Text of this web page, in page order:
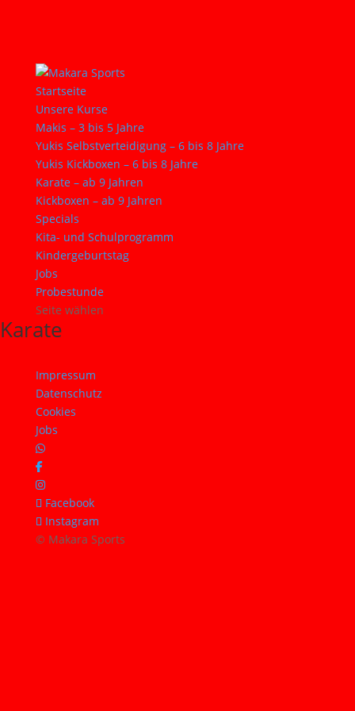
Startseite
Unsere Kurse
Makis – 3 bis 5 Jahre
Yukis Selbstverteidigung – 6 bis 8 Jahre
Yukis Kickboxen – 6 bis 8 Jahre
Karate – ab 9 Jahren
Kickboxen – ab 9 Jahren
Specials
Kita- und Schulprogramm
Kindergeburtstag
Jobs
Probestunde
Seite wählen
Karate
Impressum
Datenschutz
Cookies
Jobs
Facebook
Instagram
© Makara Sports